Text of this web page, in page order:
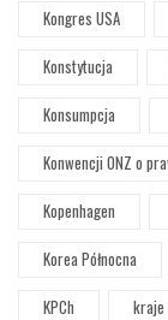
Kongres USA
Konstytucja
Konsumpcja
Konwencji ONZ o
Kopenhagen
Korea Północna
KPCh
kraje